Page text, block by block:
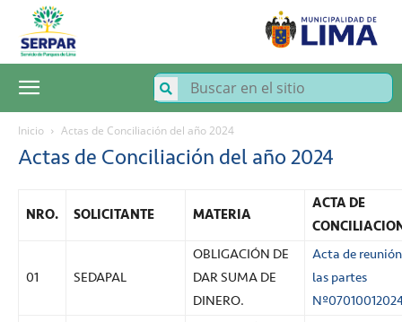
SERPAR
Servicio
de
Parques
Inicio Actas de Conciliación del año 2024
Actas de Conciliación del año 2024
NRO. SOLICITANTE MATERIA
ACTA DE
01 SEDAPAL
OBLIGACIÓN DE
DAR SUMA DE
DINERO.
Acta de
las partes